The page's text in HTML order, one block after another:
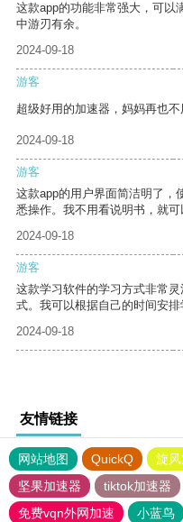
这款app的功能非常强大，可以
中游刃有余。
2024-09-18
游客
超级好用的加速器，妈妈再也不
2024-09-18
游客
这款app的用户界面简洁明了，
悉操作。我不用看说明书，就可
2024-09-18
游客
这款学习软件的学习方式非常
式。我可以根据自己的时间安排
2024-09-18
友情链接
网站地图 QuickQ 旋
坚果加速器
tiktok加速器
免费vqn外网加速
小蓝鸟